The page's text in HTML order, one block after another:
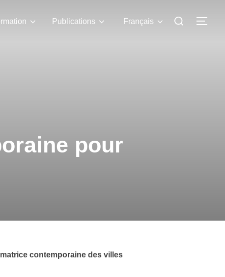
Publications Français
pour
contemporaine des villes